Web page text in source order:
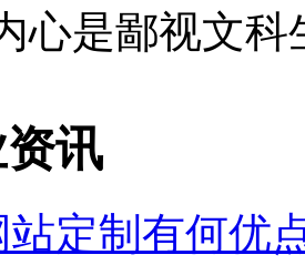
心是鄙视文
讯
站定制有何优